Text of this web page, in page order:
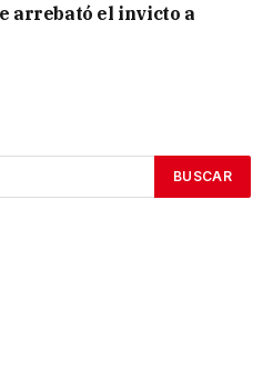
arrebató el invicto a